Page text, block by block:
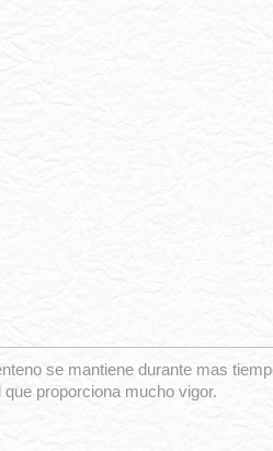
se mantiene durante mas
que proporciona mucho vigor.